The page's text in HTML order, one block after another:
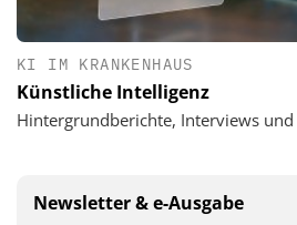
KI IM KRANKENHAUS
Künstliche Intelligenz
Hintergrundberichte, Interviews
Newsletter & e-Ausgabe